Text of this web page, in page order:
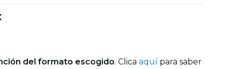
del formato escogido. Clica aquí para saber